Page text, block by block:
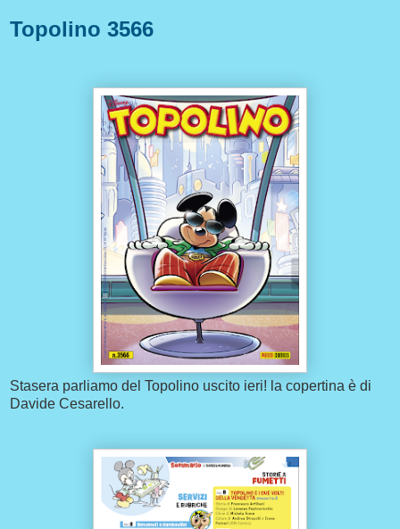
Topolino 3566
Stasera parliamo del Topolino uscito ieri! la copertina è di
Davide Cesarello.